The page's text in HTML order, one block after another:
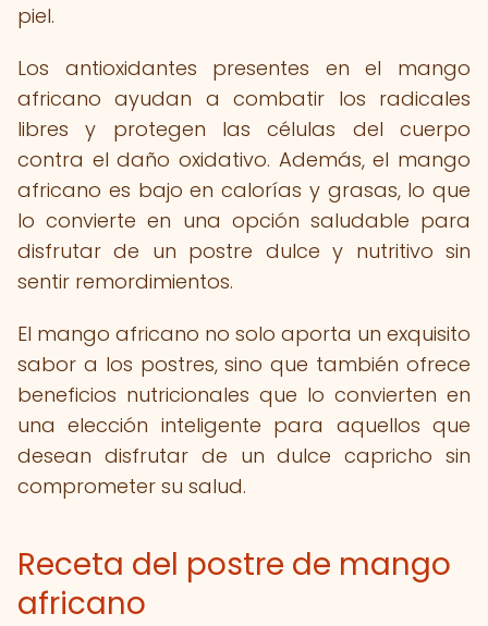
piel.
Los antioxidantes presentes en el mango
africano ayudan a combatir los radicales
libres y protegen las células del cuerpo
contra el daño oxidativo. Además, el mango
africano es bajo en calorías y grasas, lo que
lo convierte en una opción saludable para
disfrutar de un postre dulce y nutritivo sin
sentir remordimientos.
El mango africano no solo aporta un exquisito
sabor a los postres, sino que también ofrece
beneficios nutricionales que lo convierten en
una elección inteligente para aquellos que
desean disfrutar de un dulce capricho sin
comprometer su salud.
Receta del postre de mango
africano